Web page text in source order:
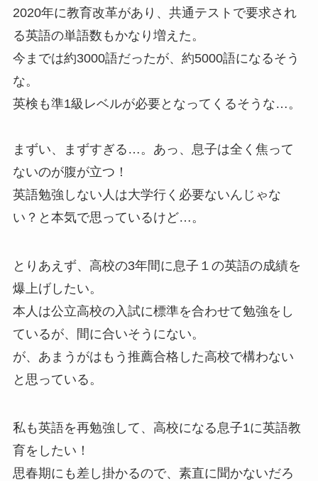
2020年に教育改革があり、共通テストで要求され
る英語の単語数もかなり増えた。
今までは約3000語だったが、約5000語になるそう
な。
英検も準1級レベルが必要となってくるそうな…。
まずい、まずすぎる…。あっ、息子は全く焦って
ないのが腹が立つ！
英語勉強しない人は大学行く必要ないんじゃな
い？と本気で思っているけど…。
とりあえず、高校の3年間に息子１の英語の成績を
爆上げしたい。
本人は公立高校の入試に標準を合わせて勉強をし
ているが、間に合いそうにない。
が、あまうがはもう推薦合格した高校で構わない
と思っている。
私も英語を再勉強して、高校になる息子1に英語教
育をしたい！
思春期にも差し掛かるので、素直に聞かないだろ